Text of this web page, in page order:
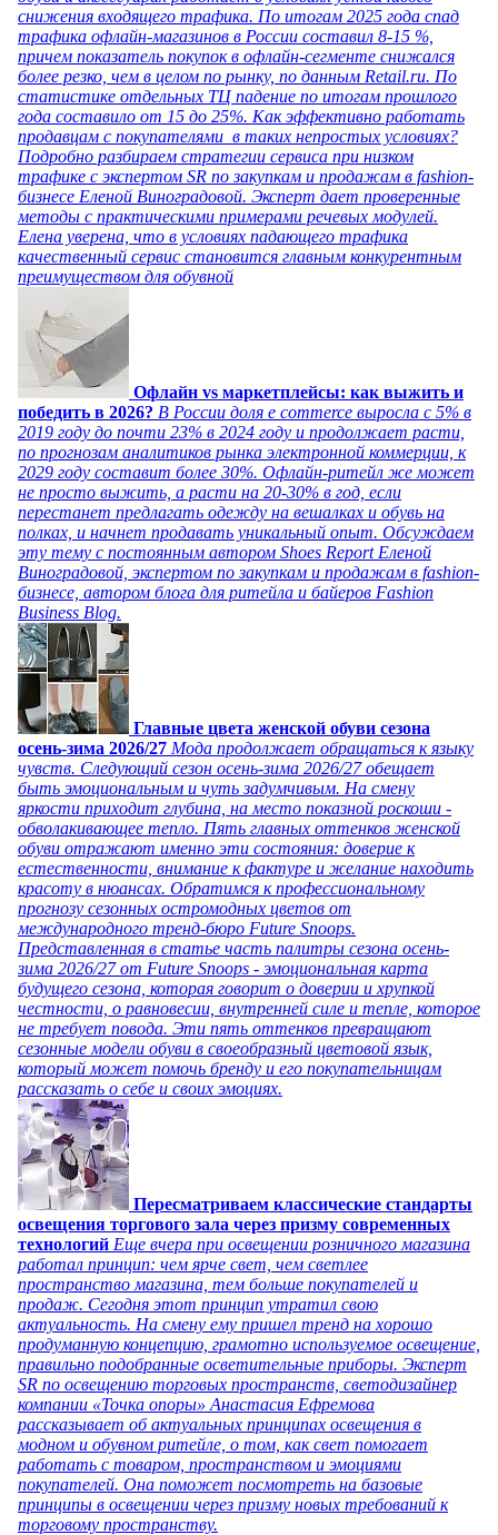
снижения входящего трафика. По итогам 2025 года спад
трафика офлайн-магазинов в России составил 8-15 %,
причем показатель покупок в офлайн-сегменте снижался
более резко, чем в целом по рынку, по данным Retail.ru. По
статистике отдельных ТЦ падение по итогам прошлого
года составило от 15 до 25%. Как эффективно работать
продавцам с покупателями в таких непростых условиях?
Подробно разбираем стратегии сервиса при низком
трафике с экспертом SR по закупкам и продажам в fashion-
бизнесе Еленой Виноградовой. Эксперт дает проверенные
методы с практическими примерами речевых модулей.
Елена уверена, что в условиях падающего трафика
качественный сервис становится главным конкурентным
преимуществом для обувной
Офлайн vs маркетплейсы: как выжить и
победить в 2026? В России доля e commerce выросла с 5% в
2019 году до почти 23% в 2024 году и продолжает расти,
по прогнозам аналитиков рынка электронной коммерции, к
2029 году составит более 30%. Офлайн-ритейл же может
не просто выжить, а расти на 20-30% в год, если
перестанет предлагать одежду на вешалках и обувь на
полках, и начнет продавать уникальный опыт. Обсуждаем
эту тему с постоянным автором Shoes Report Еленой
Виноградовой, экспертом по закупкам и продажам в fashion-
бизнесе, автором блога для ритейла и байеров Fashion
Business Blog.
Главные цвета женской обуви сезона
осень-зима 2026/27 Мода продолжает обращаться к языку
чувств. Следующий сезон осень-зима 2026/27 обещает
быть эмоциональным и чуть задумчивым. На смену
яркости приходит глубина, на место показной роскоши -
обволакивающее тепло. Пять главных оттенков женской
обуви отражают именно эти состояния: доверие к
естественности, внимание к фактуре и желание находить
красоту в нюансах. Обратимся к профессиональному
прогнозу сезонных остромодных цветов от
международного тренд-бюро Future Snoops.
Представленная в статье часть палитры сезона осень-
зима 2026/27 от Future Snoops - эмоциональная карта
будущего сезона, которая говорит о доверии и хрупкой
честности, о равновесии, внутренней силе и тепле, которое
не требует повода. Эти пять оттенков превращают
сезонные модели обуви в своеобразный цветовой язык,
который может помочь бренду и его покупательницам
рассказать о себе и своих эмоциях.
Пересматриваем классические стандарты
освещения торгового зала через призму современных
технологий Еще вчера при освещении розничного магазина
работал принцип: чем ярче свет, чем светлее
пространство магазина, тем больше покупателей и
продаж. Сегодня этот принцип утратил свою
актуальность. На смену ему пришел тренд на хорошо
продуманную концепцию, грамотно используемое освещение,
правильно подобранные осветительные приборы. Эксперт
SR по освещению торговых пространств, светодизайнер
компании «Точка опоры» Анастасия Ефремова
рассказывает об актуальных принципах освещения в
модном и обувном ритейле, о том, как свет помогает
работать с товаром, пространством и эмоциями
покупателей. Она поможет посмотреть на базовые
принципы в освещении через призму новых требований к
торговому пространству.